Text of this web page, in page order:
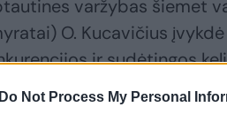
Do Not Process My Personal
varžybas šiemet
O. Kucavičius
ir sudėtingos
bilieto į Tokiją.